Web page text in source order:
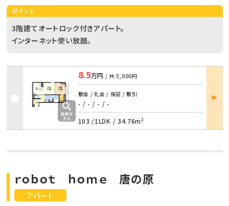
ポイント
3階建てオートロック付きアパート。
インターネット使い放題。
8.5万円 / 共 5,000円
敷金 / 礼金 / 保証 / 敷引
- / - / - / -
103 /1LDK / 34.76m²
部屋
詳細
アパート
ｒｏｂｏｔ ｈｏｍｅ 唐の原